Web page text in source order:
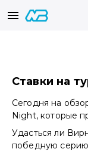
Ставки на
Сегодня на
Night, которые
Удасться ли
победную серию